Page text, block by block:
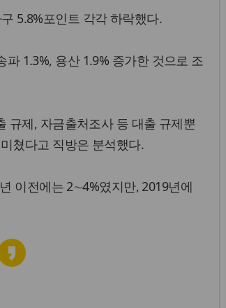
5.8%포인트 각각 하락했다.
1.3%, 용산 1.9% 증가한 것으로 조
규제, 자금출처조사 등 대출 규제뿐
쳤다고 직방은 분석했다.
이전에는 2∼4%였지만, 2019년에